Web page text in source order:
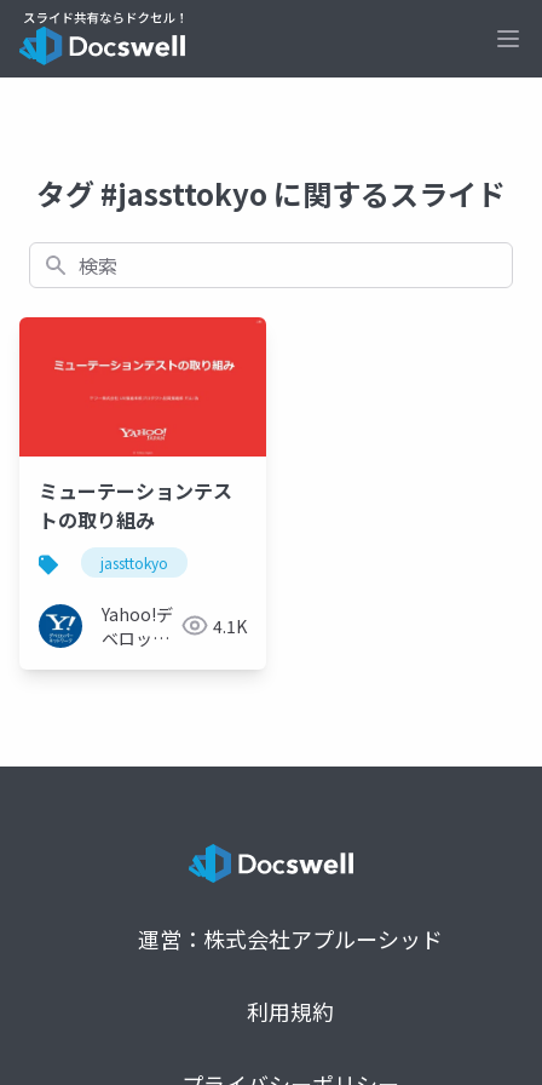
タグ #jassttokyo に関するスライド
検索
ミューテーションテス
トの取り組み
jassttokyo
Yahoo!デ
ベロッパ
4.1K
運営：株式会社アプルーシッド
利用規約